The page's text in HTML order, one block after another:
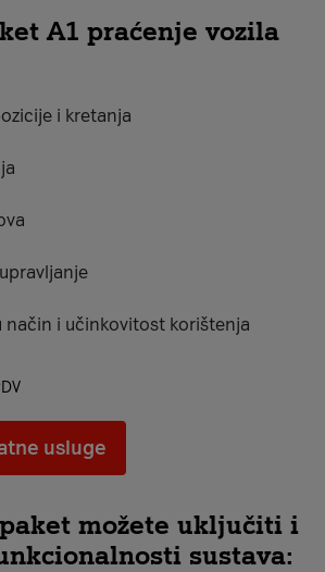
A1 praćenje vozila
i kretanja
način i učinkovitost korištenja
usluge
možete uključiti i
sustava: